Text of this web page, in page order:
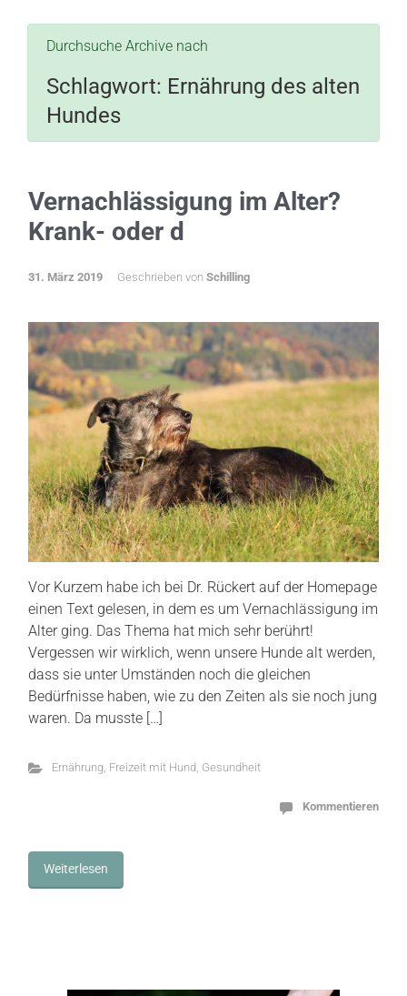
Durchsuche Archive nach
Schlagwort: Ernährung des alten
Hundes
Vernachlässigung im Alter?
Krank- oder d
31. März 2019 Geschrieben von Schilling
Vor Kurzem habe ich bei Dr. Rückert auf der Homepage
einen Text gelesen, in dem es um Vernachlässigung im
Alter ging. Das Thema hat mich sehr berührt!
Vergessen wir wirklich, wenn unsere Hunde alt werden,
dass sie unter Umständen noch die gleichen
Bedürfnisse haben, wie zu den Zeiten als sie noch jung
waren. Da musste […]
Ernährung, Freizeit mit Hund, Gesundheit
Kommentieren
Weiterlesen